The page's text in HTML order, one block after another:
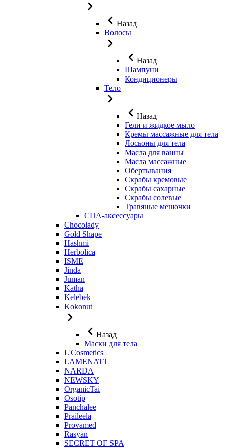
Назад
Волосы
Назад
Шампуни
Кондиционеры
Тело
Назад
Гели и жидкое мыло
Кремы массажные для тела
Лосьоны для тела
Масла для ванны
Масла массажные
Обертывания
Скрабы кремовые
Скрабы сахарные
Скрабы солевые
Травяные мешочки
СПА-аксессуары
Chocolady
Gold Shape
Hashmi
Herbolica
ISME
Jinda
Juman
Katha
Kelebek
Kokonut
Назад
Маски для тела
L'Cosmetics
LAMENATT
NARDA
NEWSKY
OrganicTai
Osotip
Panchalee
Praileela
Provamed
Rasyan
SECRET OF SPA